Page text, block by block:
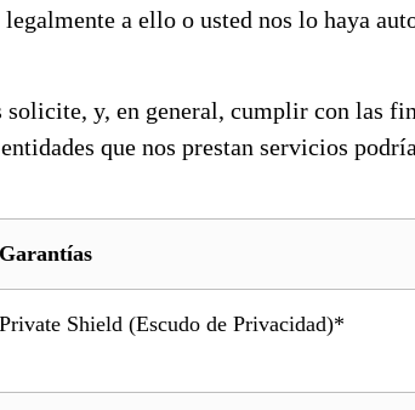
a ello o usted nos lo haya
y, en general, cumplir con las
que nos prestan servicios
Garantías
Private Shield (Escudo de Privacidad)*